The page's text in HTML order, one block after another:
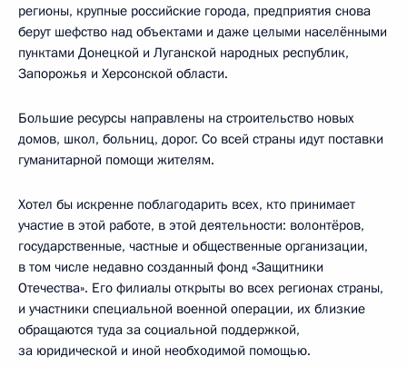
регионы, крупные российские города, предприятия снова
берут шефство над объектами и даже целыми населёнными
пунктами Донецкой и Луганской народных республик,
Запорожья и Херсонской области.
Большие ресурсы направлены на строительство новых
домов, школ, больниц, дорог. Со всей страны идут поставки
гуманитарной помощи жителям.
Хотел бы искренне поблагодарить всех, кто принимает
участие в этой работе, в этой деятельности: волонтёров,
государственные, частные и общественные организации,
в том числе недавно созданный фонд «Защитники
Отечества». Его филиалы открыты во всех регионах страны,
и участники специальной военной операции, их близкие
обращаются туда за социальной поддержкой,
за юридической и иной необходимой помощью.